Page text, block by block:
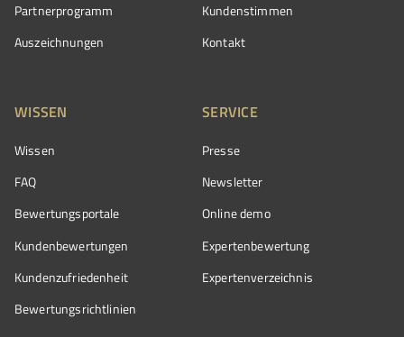
Partnerprogramm
Auszeichnungen
Kundenstimmen
Kontakt
WISSEN
Wissen
FAQ
Bewertungsportale
Kundenbewertungen
Kundenzufriedenheit
Bewertungs­richtlinien
SERVICE
Presse
Newsletter
Online demo
Expertenbewertung
Expertenverzeichnis